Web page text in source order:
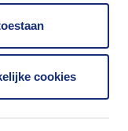
cookies